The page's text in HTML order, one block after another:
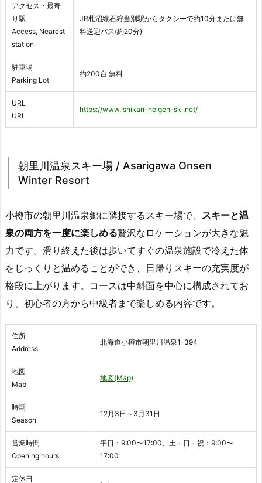
アクセス・最寄
り駅
Access, Nearest
station
JR札沼線石狩当別駅からタクシーで約10分または無
料送迎バス(約20分)
駐車場
Parking Lot
約200台 無料
URL
URL
https://www.ishikari-heigen-ski.net/
朝里川温泉スキー場 / Asarigawa Onsen
Winter Resort
小樽市の朝里川温泉郷に隣接するスキー場で、 スキーと温
泉の両方を一度に楽しめる贅沢なロケーションが大きな魅
力です。滑り終えた後は歩いてすぐの温泉施設で冷えた体
をじっくりと温めることができ、日帰りスキーの充実度が
格段に上がります。コースは中斜面を中心に構成されてお
り、初心者の方から中級者まで楽しめる内容です。
住所
Address
北海道小樽市朝里川温泉1-394
地図
Map
地図(Map)
時期
Season
12月3日～3月31日
営業時間
Opening hours
平日：9:00〜17:00、土・日・祝：9:00〜
17:00
定休日